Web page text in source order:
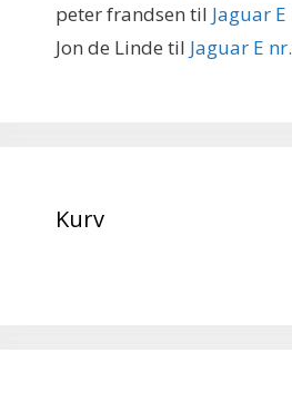
peter frandsen til Jaguar
Jon de Linde til Jaguar E
Kurv